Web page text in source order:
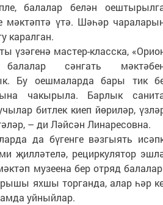
балалар белән
мәктәптә үтә. Шәһәр
каралган.
үзәгенә мастер-класска,
сәнгать
Бу оешмаларда бары тик
чакырыла. Барлык
битлек киеп йөриләр,
– ди Ләйсән Линаресовна.
да бүгенге вәзгыять
җилләтелә, рециркулятор
музеена бер отряд
яхшы торганда, алар һәр
уйныйлар.